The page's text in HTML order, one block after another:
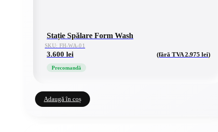
Stație Spălare Form Wash
SKU: FH-WA-01
3.600 lei (fără TVA2.975 lei)
Precomandă
Adaugă în coș